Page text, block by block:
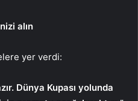
alın
yer verdi:
Dünya Kupası yolunda